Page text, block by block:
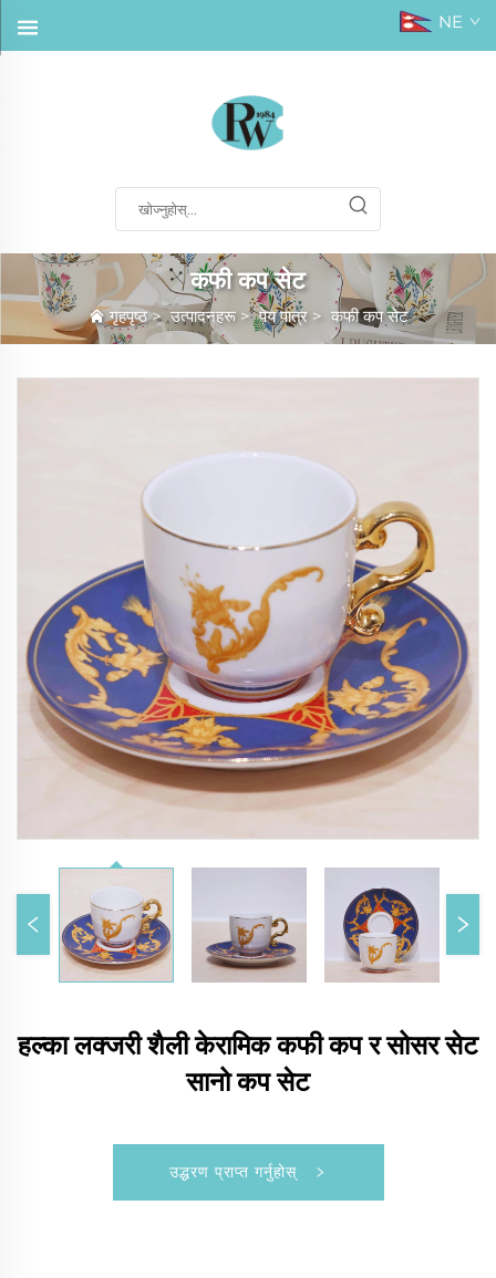
NE
कफी कप सेट
गृहपृष्ठ>उत्पादनहरू>पेय पात्र> कफी कप सेट
हल्का लक्जरी शैली केरामिक कफी कप र सोसर सेट
सानो कप सेट
उद्धरण प्राप्त गर्नुहोस्